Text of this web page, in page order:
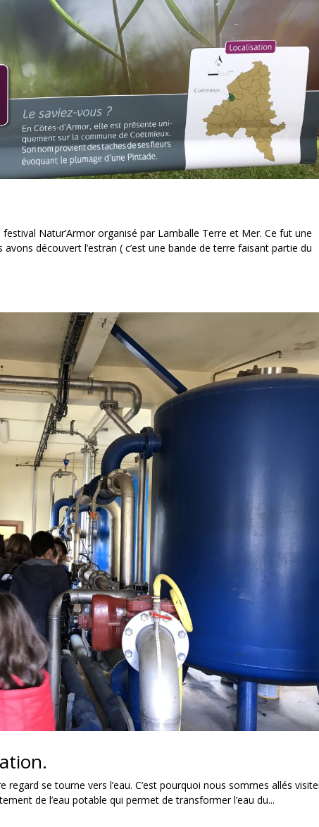
Natur’Armor organisé par Lamballe Terre et Mer. Ce fut une
découvert l’estran ( c’est une bande de terre faisant partie du
se tourne vers l’eau. C’est pourquoi nous sommes allés
l’eau potable qui permet de transformer l’eau du...